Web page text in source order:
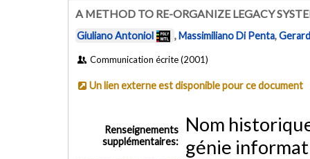
A METHOD TO RE-ORGANIZE LEGACY
Giuliano Antoniol ,Massimiliano Di Penta,
Communication écrite (2001)
Un lien externe est disponible pour ce document
Renseignements
supplémentaires:
Nom
génie